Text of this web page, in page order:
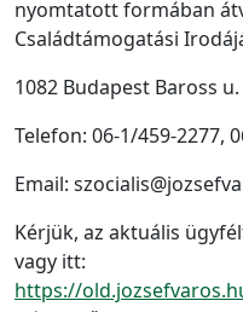
nyomtatott formában
Családtámogatási
1082 Budapest Baross u.
Telefon: 06-1/459-2277,
Email:
Kérjük, az aktuális
vagy itt:
https://